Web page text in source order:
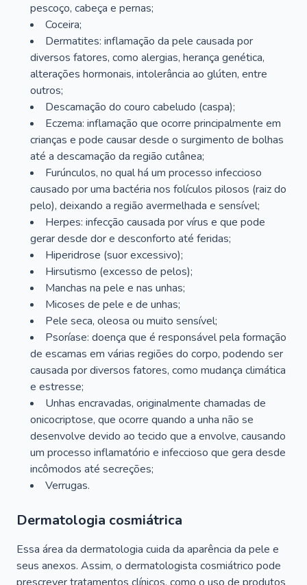
pescoço, cabeça e pernas;
Coceira;
Dermatites: inflamação da pele causada por
diversos fatores, como alergias, herança genética,
alterações hormonais, intolerância ao glúten, entre
outros;
Descamação do couro cabeludo (caspa);
Eczema: inflamação que ocorre principalmente em
crianças e pode causar desde o surgimento de bolhas
até a descamação da região cutânea;
Furúnculos, no qual há um processo infeccioso
causado por uma bactéria nos folículos pilosos (raiz do
pelo), deixando a região avermelhada e sensível;
Herpes: infecção causada por vírus e que pode
gerar desde dor e desconforto até feridas;
Hiperidrose (suor excessivo);
Hirsutismo (excesso de pelos);
Manchas na pele e nas unhas;
Micoses de pele e de unhas;
Pele seca, oleosa ou muito sensível;
Psoríase: doença que é responsável pela formação
de escamas em várias regiões do corpo, podendo ser
causada por diversos fatores, como mudança climática
e estresse;
Unhas encravadas, originalmente chamadas de
onicocriptose, que ocorre quando a unha não se
desenvolve devido ao tecido que a envolve, causando
um processo inflamatório e infeccioso que gera desde
incômodos até secreções;
Verrugas.
Dermatologia cosmiátrica
Essa área da dermatologia cuida da aparência da pele e
seus anexos. Assim, o dermatologista cosmiátrico pode